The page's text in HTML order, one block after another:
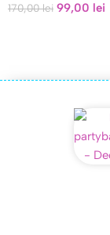
170,00lei 99,00 lei